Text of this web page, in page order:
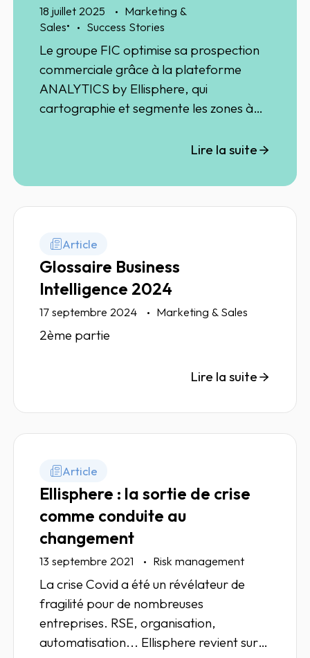
18 juillet 2025
Marketing &
Sales• Success Stories
Le groupe FIC optimise sa prospection
commerciale grâce à la plateforme
ANALYTICS by Ellisphere, qui
cartographie et segmente les zones à
driven permet aux équipes de mieux
performance sur le terrain.
Lire la suite
Article
Glossaire Business
Intelligence 2024
17 septembre 2024 Marketing & Sales
2ème partie
Lire la suite
Article
Ellisphere : la sortie de crise
comme conduite au
changement
13 septembre 2021 Risk management
La crise Covid a été un révélateur de
fragilité pour de nombreuses
entreprises. RSE, organisation,
automatisation... Ellisphere revient sur